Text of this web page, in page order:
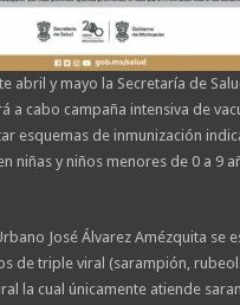
abril y mayo la Secretaría de
a cabo campaña intensiva de
esquemas de inmunización
niñas y niños menores de 0 a 9
José Álvarez Amézquita se
de triple viral (sarampión,
la cual únicamente atiende